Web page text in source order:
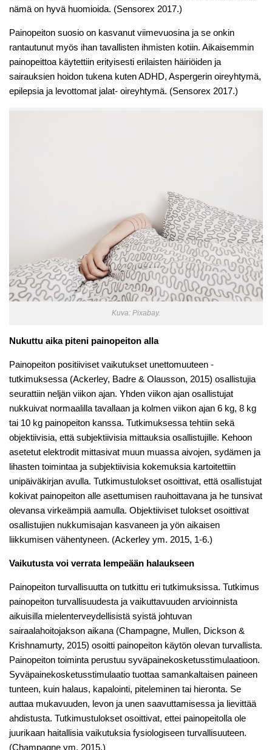
nämä on hyvä huomioida. (Sensorex 2017.)
Painopeiton suosio on kasvanut viimevuosina ja se onkin
rantautunut myös ihan tavallisten ihmisten kotiin. Aikaisemmin
painopeittoa käytettiin erityisesti erilaisten häiriöiden ja
sairauksien hoidon tukena kuten ADHD, Aspergerin oireyhtymä,
epilepsia ja levottomat jalat- oireyhtymä. (Sensorex 2017.)
Kuva: Pixabay.
Nukuttu aika piteni painopeiton alla
Painopeiton positiiviset vaikutukset unettomuuteen -
tutkimuksessa (Ackerley, Badre & Olausson, 2015) osallistujia
seurattiin neljän viikon ajan. Yhden viikon ajan osallistujat
nukkuivat normaalilla tavallaan ja kolmen viikon ajan 6 kg, 8 kg
tai 10 kg painopeiton kanssa. Tutkimuksessa tehtiin sekä
objektiivisia, että subjektiivisia mittauksia osallistujille. Kehoon
asetetut elektrodit mittasivat muun muassa aivojen, sydämen ja
lihasten toimintaa ja subjektiivisia kokemuksia kartoitettiin
unipäiväkirjan avulla. Tutkimustulokset osoittivat, että osallistujat
kokivat painopeiton alle asettumisen rauhoittavana ja he tunsivat
olevansa virkeämpiä aamulla. Objektiiviset tulokset osoittivat
osallistujien nukkumisajan kasvaneen ja yön aikaisen
liikkumisen vähentyneen. (Ackerley ym. 2015, 1-6.)
Vaikutusta voi verrata lempeään halaukseen
Painopeiton turvallisuutta on tutkittu eri tutkimuksissa. Tutkimus
painopeiton turvallisuudesta ja vaikuttavuuden arvioinnista
aikuisilla mielenterveydellisistä syistä johtuvan
sairaalahoitojakson aikana (Champagne, Mullen, Dickson &
Krishnamurty, 2015) osoitti painopeiton käytön olevan turvallista.
Painopeiton toiminta perustuu syväpainekosketusstimulaatioon.
Syväpainekosketusstimulaatio tuottaa samankaltaisen paineen
tunteen, kuin halaus, kapalointi, piteleminen tai hieronta. Se
auttaa mukavuuden, levon ja unen saavuttamisessa ja lievittää
ahdistusta. Tutkimustulokset osoittivat, ettei painopeitolla ole
juurikaan haitallisia vaikutuksia fysiologiseen turvallisuuteen.
(Champagne ym, 2015.)